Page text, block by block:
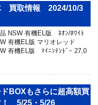
買取情報 2024/10/3
NSW 有機EL版 ﾈｵﾝ/ﾎﾜｲﾄ
有機EL版 マリオレッド
有機EL版 ﾏｲﾆﾝﾃﾝﾄﾞｰ 27,0
BOXもさらに超高額買
！ 5/25・5/26